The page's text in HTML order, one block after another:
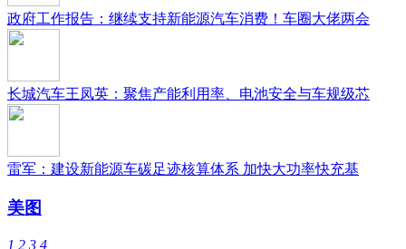
政府工作报告：继续支持新能源汽车消费！车圈大佬两会
长城汽车王凤英：聚焦产能利用率、电池安全与车规级芯
雷军：建设新能源车碳足迹核算体系 加快大功率快充基
美图
1 2 3 4